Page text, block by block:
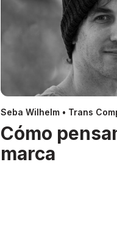
Seba Wilhelm • Trans
Cómo
marca